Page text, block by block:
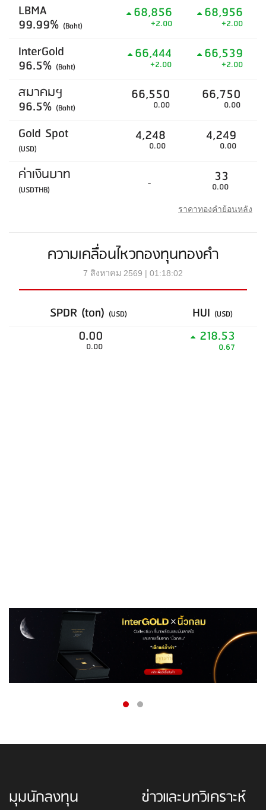
LBMA
99.99% (Baht)
68,856
+2.00
68,956
+2.00
InterGold
96.5% (Baht)
66,444
+2.00
66,539
+2.00
สมาคมฯ
96.5% (Baht)
66,550
0.00
66,750
0.00
Gold Spot
(USD)
4,248
0.00
4,249
0.00
ค่าเงินบาท
(USDTHB) - 33
0.00
ราคาทองคำย้อนหลัง
ความเคลื่อนไหวกองทุนทองคำ
7 สิงหาคม 2569 | 01:18:02
SPDR (ton) (USD) HUI (USD)
0.00
0.00
218.53
0.67
มุมนักลงทุน ข่าวและบทวิเคราะห์